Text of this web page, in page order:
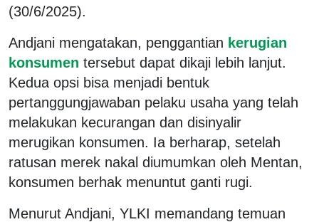
(30/6/2025).
Andjani mengatakan, penggantian kerugian
konsumen tersebut dapat dikaji lebih lanjut.
Kedua opsi bisa menjadi bentuk
pertanggungjawaban pelaku usaha yang telah
melakukan kecurangan dan disinyalir
merugikan konsumen. Ia berharap, setelah
ratusan merek nakal diumumkan oleh Mentan,
konsumen berhak menuntut ganti rugi.
Menurut Andjani, YLKI memandang temuan